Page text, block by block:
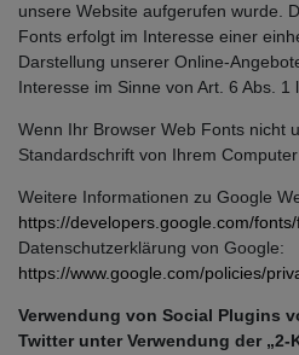
unsere Website aufgerufen wurde.
Fonts erfolgt im Interesse einer
Darstellung unserer Online-
Interesse im Sinne von Art. 6 Abs. 1
Wenn Ihr Browser Web Fonts nicht
Standardschrift von Ihrem Computer
Weitere Informationen zu Google
https://developers.google.com/fonts/
Datenschutzerklärung von Google:
https://www.google.com/policies/
Verwendung von Social Plugins
Twitter unter Verwendung der „2-